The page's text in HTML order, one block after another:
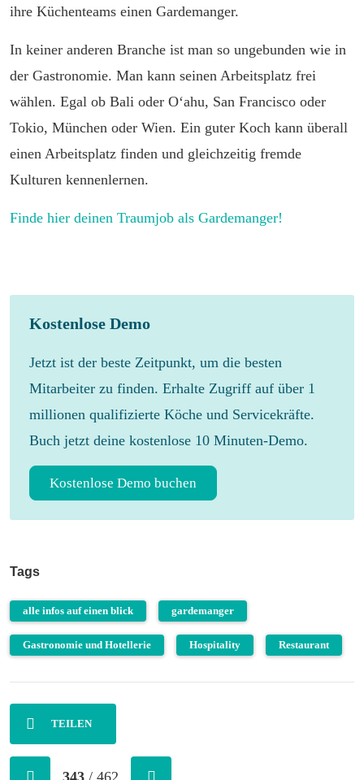
ihre Küchenteams einen Gardemanger.
In keiner anderen Branche ist man so ungebunden wie in
der Gastronomie. Man kann seinen Arbeitsplatz frei
wählen. Egal ob Bali oder O‘ahu, San Francisco oder
Tokio, München oder Wien. Ein guter Koch kann überall
einen Arbeitsplatz finden und gleichzeitig fremde
Kulturen kennenlernen.
Finde hier deinen Traumjob als Gardemanger!
Kostenlose Demo
Jetzt ist der beste Zeitpunkt, um die besten
Mitarbeiter zu finden. Erhalte Zugriff auf über 1
millionen qualifizierte Köche und Servicekräfte.
Buch jetzt deine kostenlose 10 Minuten-Demo.
Kostenlose Demo buchen
Tags
alle infos auf einen blick gardemanger
Gastronomie und Hotellerie Hospitality Restaurant
TEILEN
343 / 462